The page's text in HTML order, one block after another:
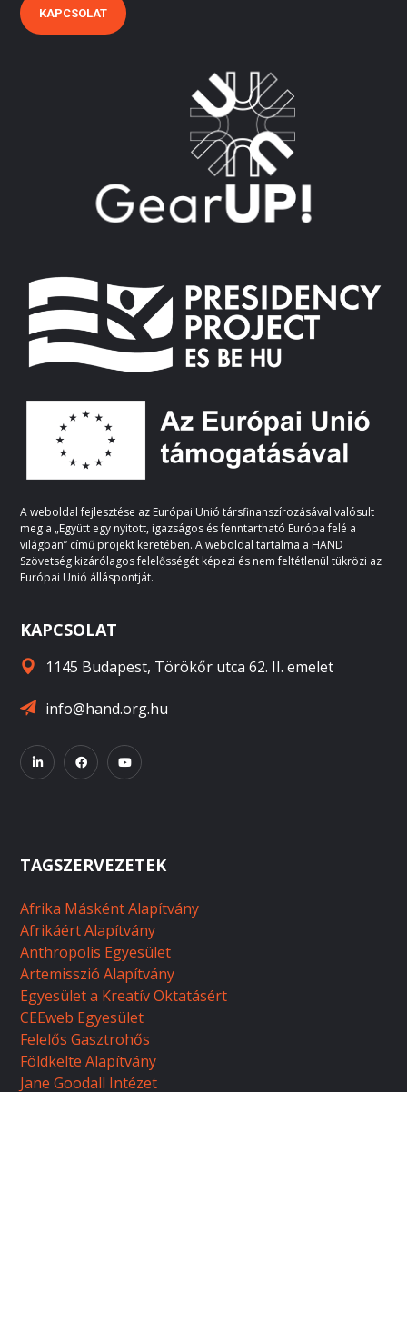
KAPCSOLAT
A weboldal fejlesztése az Európai Unió társfinanszírozásával valósult
meg a „Együtt egy nyitott, igazságos és fenntartható Európa felé a
világban” című projekt keretében. A weboldal tartalma a HAND
Szövetség kizárólagos felelősségét képezi és nem feltétlenül tükrözi az
Európai Unió álláspontját.
KAPCSOLAT
1145 Budapest, Törökőr utca 62. II. emelet
info@hand.org.hu
TAGSZERVEZETEK
Afrika Másként Alapítvány
Afrikáért Alapítvány
Anthropolis Egyesület
Artemisszió Alapítvány
Egyesület a Kreatív Oktatásért
CEEweb Egyesület
Felelős Gasztrohős
Földkelte Alapítvány
Jane Goodall Intézet